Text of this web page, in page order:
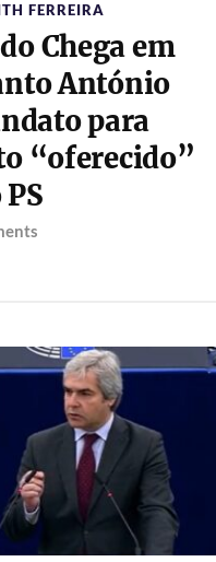
FERREIRA
Chega em
António
para
“oferecido”